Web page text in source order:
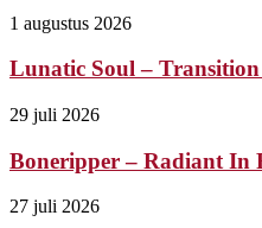
1 augustus 2026
Lunatic Soul –
29 juli 2026
Boneripper – Radiant In
27 juli 2026